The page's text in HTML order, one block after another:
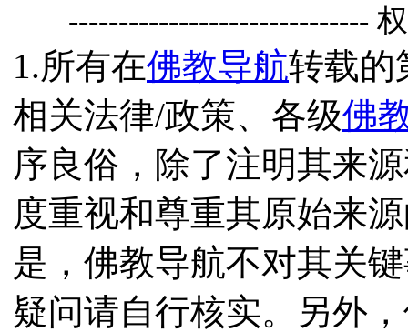
------------------------------
1.所有在佛教导航转载的
相关法律/政策、各级佛
序良俗，除了注明其来
度重视和尊重其原始来
是，佛教导航不对其关
疑问请自行核实。另外